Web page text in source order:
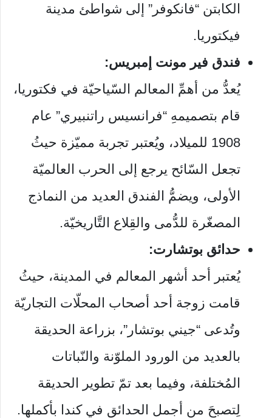
الكابتن “فانكوفر” إلى شواطئ مدينة
فيكتوريا.
فندق فير مونت إمبريس:
يُعدُّ من أهمِّ المعالم السّياحيّة في فكتوريا،
قام بتصميمهِ “فرانسيس راتنبيري” عام
1908 للميلاد، ويُعتبر تجربة مميّزة حيثُ
تجعل السّائح يرجع إلى الحرب العالميّة
الأولى، ويضمُّ الفندق العديد من النماذج
المصغّرة للدُّمى والقِلاع التَّاريخيّة.
حدائق بوتشارت:
يُعتبر أحد أشهر المعالم في المدينة، حيثُ
قامت زوجة أحد أصحاب المحلّات التجاريّة
وتُدعى “جيني بوتشار”، بزراعة الحديقة
بالعديد من الورود الملوّنة والنّباتات
المُختلفة، وفيما بعد تمّ تطوير الحديقة
لِتصبحَ من أجمل الحدائق في كندا بأكملها.